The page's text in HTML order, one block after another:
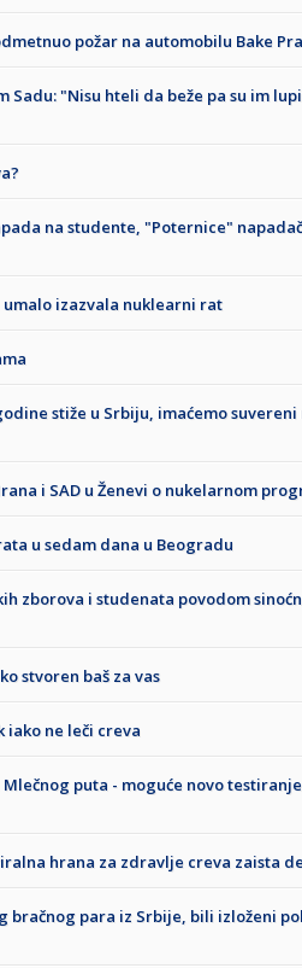
požar na automobilu Bake
Sadu: "Nisu hteli da beže pa su im
na studente, "Poternice"
izazvala nuklearni rat
stiže u Srbiju, imaćemo suvereni
i SAD u Ženevi o nukelarnom
u sedam dana u Beogradu
zborova i studenata povodom
stvoren baš za vas
iako ne leči creva
puta - moguće novo testiranje
hrana za zdravlje creva zaista
bračnog para iz Srbije, bili izloženi